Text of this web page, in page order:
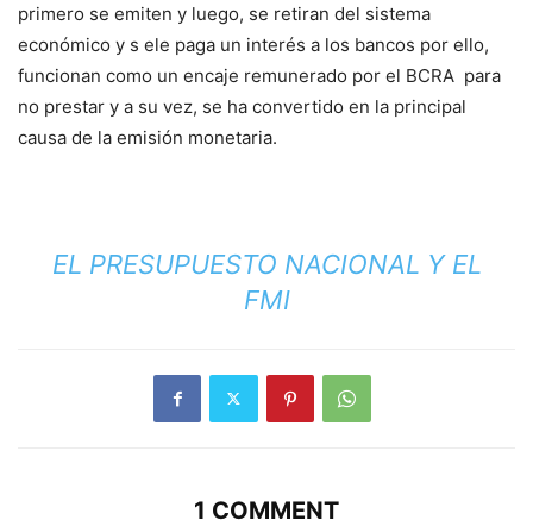
primero se emiten y luego, se retiran del sistema
económico y s ele paga un interés a los bancos por ello,
funcionan como un encaje remunerado por el BCRA para
no prestar y a su vez, se ha convertido en la principal
causa de la emisión monetaria.
EL PRESUPUESTO NACIONAL Y EL
FMI
1 COMMENT